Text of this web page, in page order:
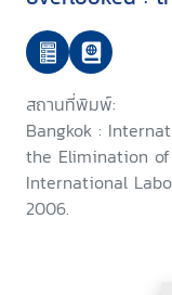
young migrant
Thailand.
สถานที่พิมพ์:
Bangkok :
the Elimination of
International
2006.